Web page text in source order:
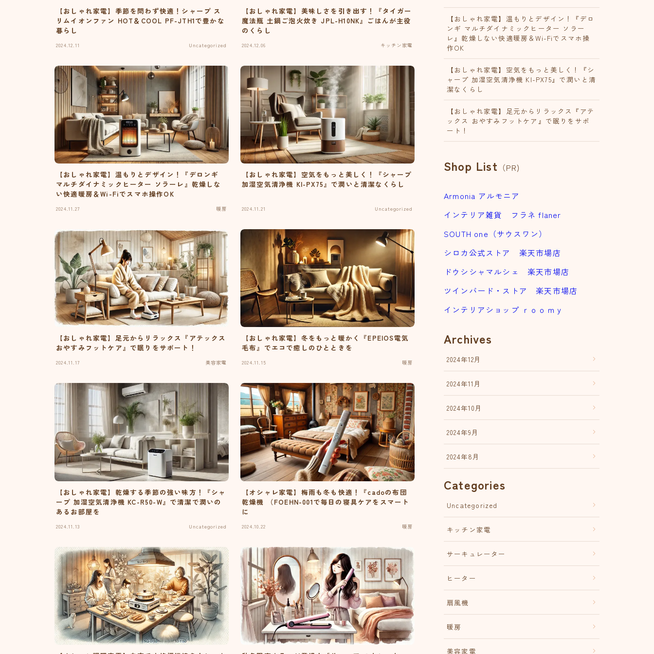
【おしゃれ家電】季節を問わず快適！シャープ ス
リムイオンファン HOT＆COOL PF-JTH1で豊かな
暮らし
2024.12.11 Uncategorized
【おしゃれ家電】美味しさを引き出す！『タイガー
魔法瓶 土鍋ご泡火炊き JPL-H10NK』ごはんが主役
のくらし
2024.12.06 キッチン家電
【おしゃれ家電】温もりとデザイン！『デロンギ
マルチダイナミックヒーター ソラーレ』乾燥しな
い快適暖房＆Wi-Fiでスマホ操作OK
2024.11.27 暖房
【おしゃれ家電】空気をもっと美しく！『シャープ
加湿空気清浄機 KI-PX75』で潤いと清潔なくらし
2024.11.21 Uncategorized
【おしゃれ家電】足元からリラックス『アテックス
おやすみフットケア』で眠りをサポート！
2024.11.17 美容家電
【おしゃれ家電】冬をもっと暖かく『EPEIOS電気
毛布』でエコで癒しのひとときを
2024.11.15 暖房
【おしゃれ家電】乾燥する季節の強い味方！『シャ
ープ 加湿空気清浄機 KC-R50-W』で清潔で潤いの
あるお部屋を
2024.11.13 Uncategorized
【オシャレ家電】梅雨も冬も快適！『cadoの布団
乾燥機 （FOEHN-001で毎日の寝具ケアをスマート
に
2024.10.22 暖房
【おしゃれ家電】温もりとデザイン！『デロ
ンギ マルチダイナミックヒーター ソラー
レ』乾燥しない快適暖房＆Wi-Fiでスマホ操
作OK
【おしゃれ家電】空気をもっと美しく！『シ
ャープ 加湿空気清浄機 KI-PX75』で潤いと清
潔なくらし
【おしゃれ家電】足元からリラックス『アテ
ックス おやすみフットケア』で眠りをサポ
ート！
Shop List （PR)
Armonia アルモニア
インテリア雑貨 フラネ flaner
SOUTH one（サウスワン）
シロカ公式ストア 楽天市場店
ドウシシャマルシェ 楽天市場店
ツインバード・ストア 楽天市場店
インテリアショップ ｒｏｏｍｙ
Archives
2024年12月
2024年11月
2024年10月
2024年9月
2024年8月
Categories
Uncategorized
キッチン家電
サーキュレーター
ヒーター
扇風機
暖房
美容家電